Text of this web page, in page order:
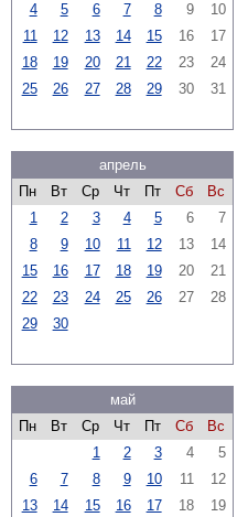
4
5 6 7 8 9
10
11
12 13 14 15 16
17
18
19 20 21 22 23
24
25
26 27 28 29 30 31
апрель
Пн
Вт Ср Чт Пт Сб
Вс
1
2 3 4 5 6
7
8
9 10 11 12 13
14
15
16 17 18 19 20
21
22
23 24 25 26 27
28
29
30
май
Пн
Вт Ср Чт Пт Сб
Вс
1
2 3 4
5
6
7 8 9 10 11
12
13
14 15 16 17 18
19